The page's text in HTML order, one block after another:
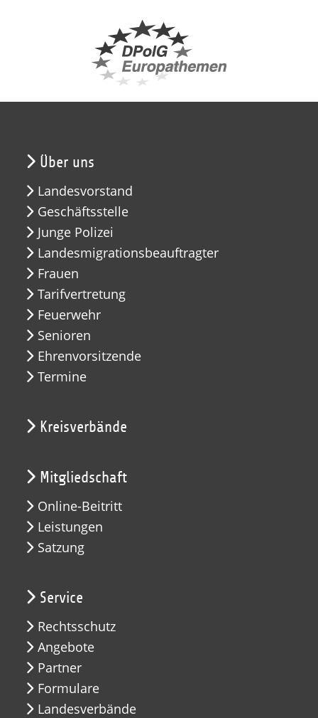
Über uns
Landesvorstand
Geschäftsstelle
Junge Polizei
Landesmigrationsbeauftragter
Frauen
Tarifvertretung
Feuerwehr
Senioren
Ehrenvorsitzende
Termine
Kreisverbände
Mitgliedschaft
Online-Beitritt
Leistungen
Satzung
Service
Rechtsschutz
Angebote
Partner
Formulare
Landesverbände